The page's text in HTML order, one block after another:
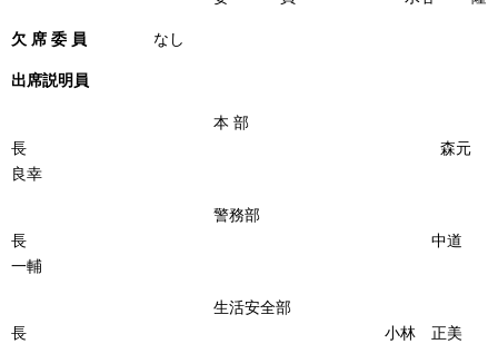
欠 席 委 員 なし
出席説明員
本 部
長 森元
良幸
警務部
長 中道
一輔
生活安全部
長 小林 正美